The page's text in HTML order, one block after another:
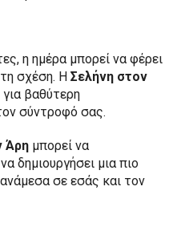
η ημέρα μπορεί να φέρει
σχέση. Η Σελήνη στον
για βαθύτερη
σύντροφό σας.
Άρη μπορεί να
δημιουργήσει μια πιο
σε εσάς και τον